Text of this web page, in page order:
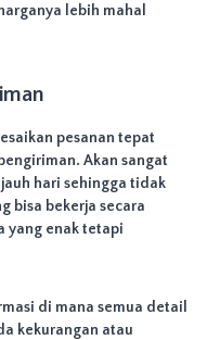
lebih mahal
pesanan tepat
Akan sangat
hari sehingga tidak
bisa bekerja secara
yang enak tetapi
di mana semua detail
kekurangan atau